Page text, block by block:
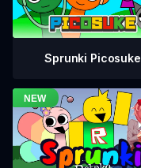
Sprunki Picosuke